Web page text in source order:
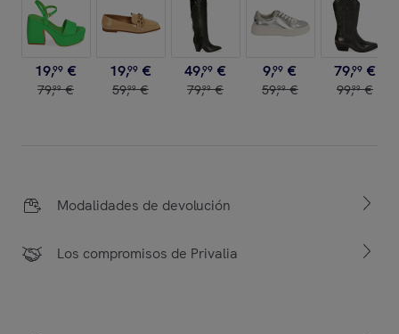
19,99 €
79,99 €
19,99 €
59,99 €
49,99 €
79,99 €
9,99 €
59,99 €
79,99 €
99,99 €
Modalidades de devolución
Los compromisos de Privalia